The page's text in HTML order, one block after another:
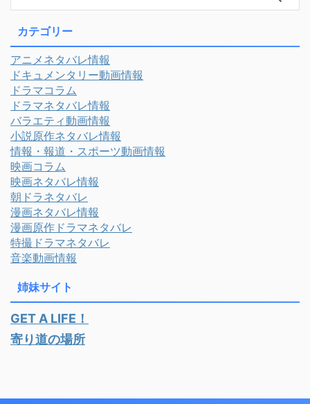
カテゴリー
アニメネタバレ情報
ドキュメンタリー動画情報
ドラマコラム
ドラマネタバレ情報
バラエティ動画情報
小説原作ネタバレ情報
情報・報道・スポーツ動画情報
映画コラム
映画ネタバレ情報
朝ドラネタバレ
漫画ネタバレ情報
漫画原作ドラマネタバレ
特撮ドラマネタバレ
音楽動画情報
姉妹サイト
GET A LIFE！
寄り道の場所